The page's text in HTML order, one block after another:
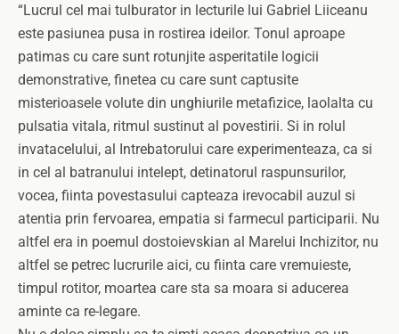
“Lucrul cel mai tulburator in lecturile lui Gabriel Liiceanu
este pasiunea pusa in rostirea ideilor. Tonul aproape
patimas cu care sunt rotunjite asperitatile logicii
demonstrative, finetea cu care sunt captusite
misterioasele volute din unghiurile metafizice, laolalta cu
pulsatia vitala, ritmul sustinut al povestirii. Si in rolul
invatacelului, al Intrebatorului care experimenteaza, ca si
in cel al batranului intelept, detinatorul raspunsurilor,
vocea, fiinta povestasului capteaza irevocabil auzul si
atentia prin fervoarea, empatia si farmecul participarii. Nu
altfel era in poemul dostoievskian al Marelui Inchizitor, nu
altfel se petrec lucrurile aici, cu fiinta care vremuieste,
timpul rotitor, moartea care sta sa moara si aducerea
aminte ca re-legare.